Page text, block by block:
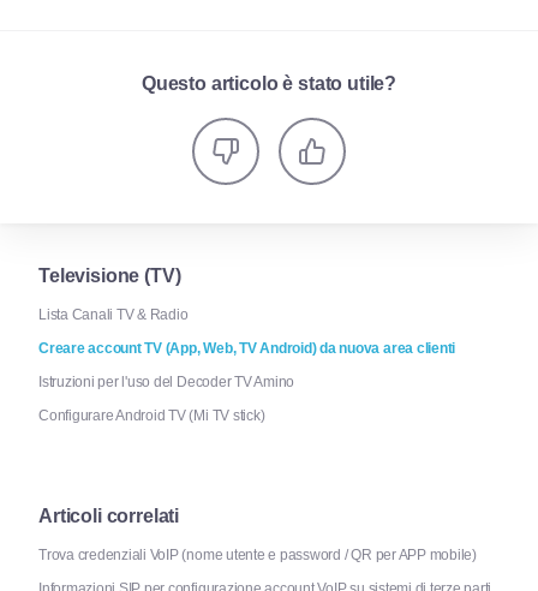
Questo articolo è stato utile?
Televisione (TV)
Lista Canali TV & Radio
Creare account TV (App, Web, TV Android) da nuova area clienti
Istruzioni per l'uso del Decoder TV Amino
Configurare Android TV (Mi TV stick)
Articoli correlati
Trova credenziali VoIP (nome utente e password / QR per APP mobile)